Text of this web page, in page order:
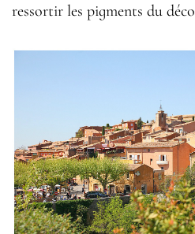
ressortir les pigments du